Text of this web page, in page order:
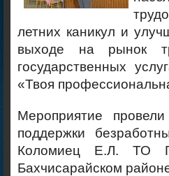
летних каникул и
выходе на рынок
государственных
«Твоя
Мероприятие
поддержки
Коломиец Е.Л. ТО
Бахчисарайском